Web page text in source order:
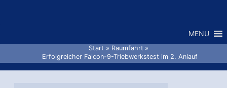
MENU
Start
Raumfahrt
Erfolgreicher Falcon-9-Triebwerkstest im 2. Anlauf